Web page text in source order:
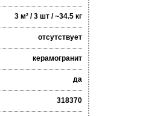
3 м² / 3 шт / ~34.5 кг
отсутствует
керамогранит
да
318370